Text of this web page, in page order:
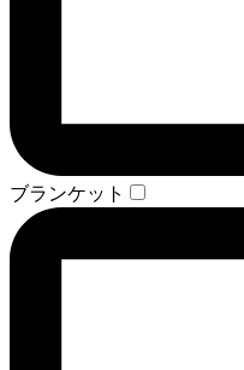
ブランケット